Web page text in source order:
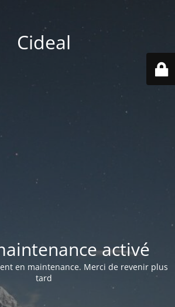
Cideal
activé
en maintenance. Merci de revenir plus
tard